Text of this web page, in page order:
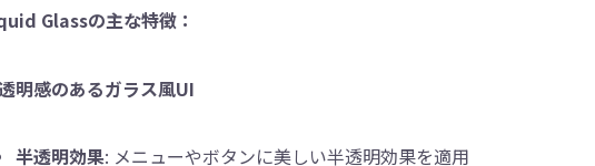
Glassの主な特徴：
明感のあるガラス風UI
半透明効果: メニューやボタンに美しい半透明効果を適用